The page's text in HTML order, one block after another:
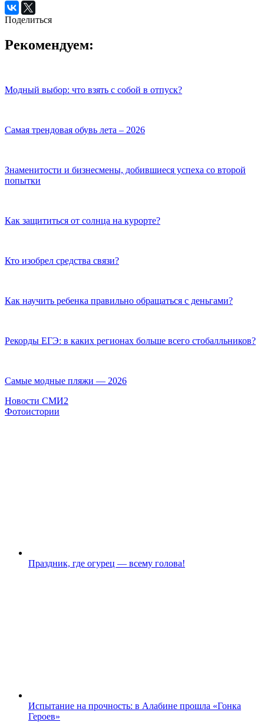
Поделиться
Рекомендуем:
Модный выбор: что взять с собой в отпуск?
Самая трендовая обувь лета – 2026
Знаменитости и бизнесмены, добившиеся успеха со второй
попытки
Как защититься от солнца на курорте?
Кто изобрел средства связи?
Как научить ребенка правильно обращаться с деньгами?
Рекорды ЕГЭ: в каких регионах больше всего стобалльников?
Самые модные пляжи — 2026
Новости СМИ2
Фотоистории
Праздник, где огурец — всему голова!
Испытание на прочность: в Алабине прошла «Гонка
Героев»